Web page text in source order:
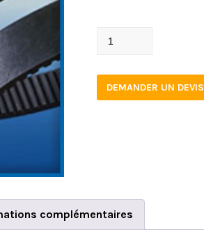
W25-
quantity
DEMANDER UN DEVIS
complémentaires